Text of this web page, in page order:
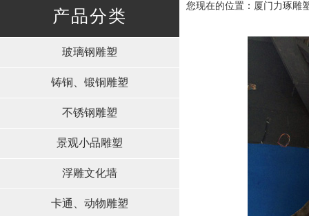
产品分类
玻璃钢雕塑
铸铜、锻铜雕塑
不锈钢雕塑
景观小品雕塑
浮雕文化墙
卡通、动物雕塑
您现在的位置：厦门力琢雕